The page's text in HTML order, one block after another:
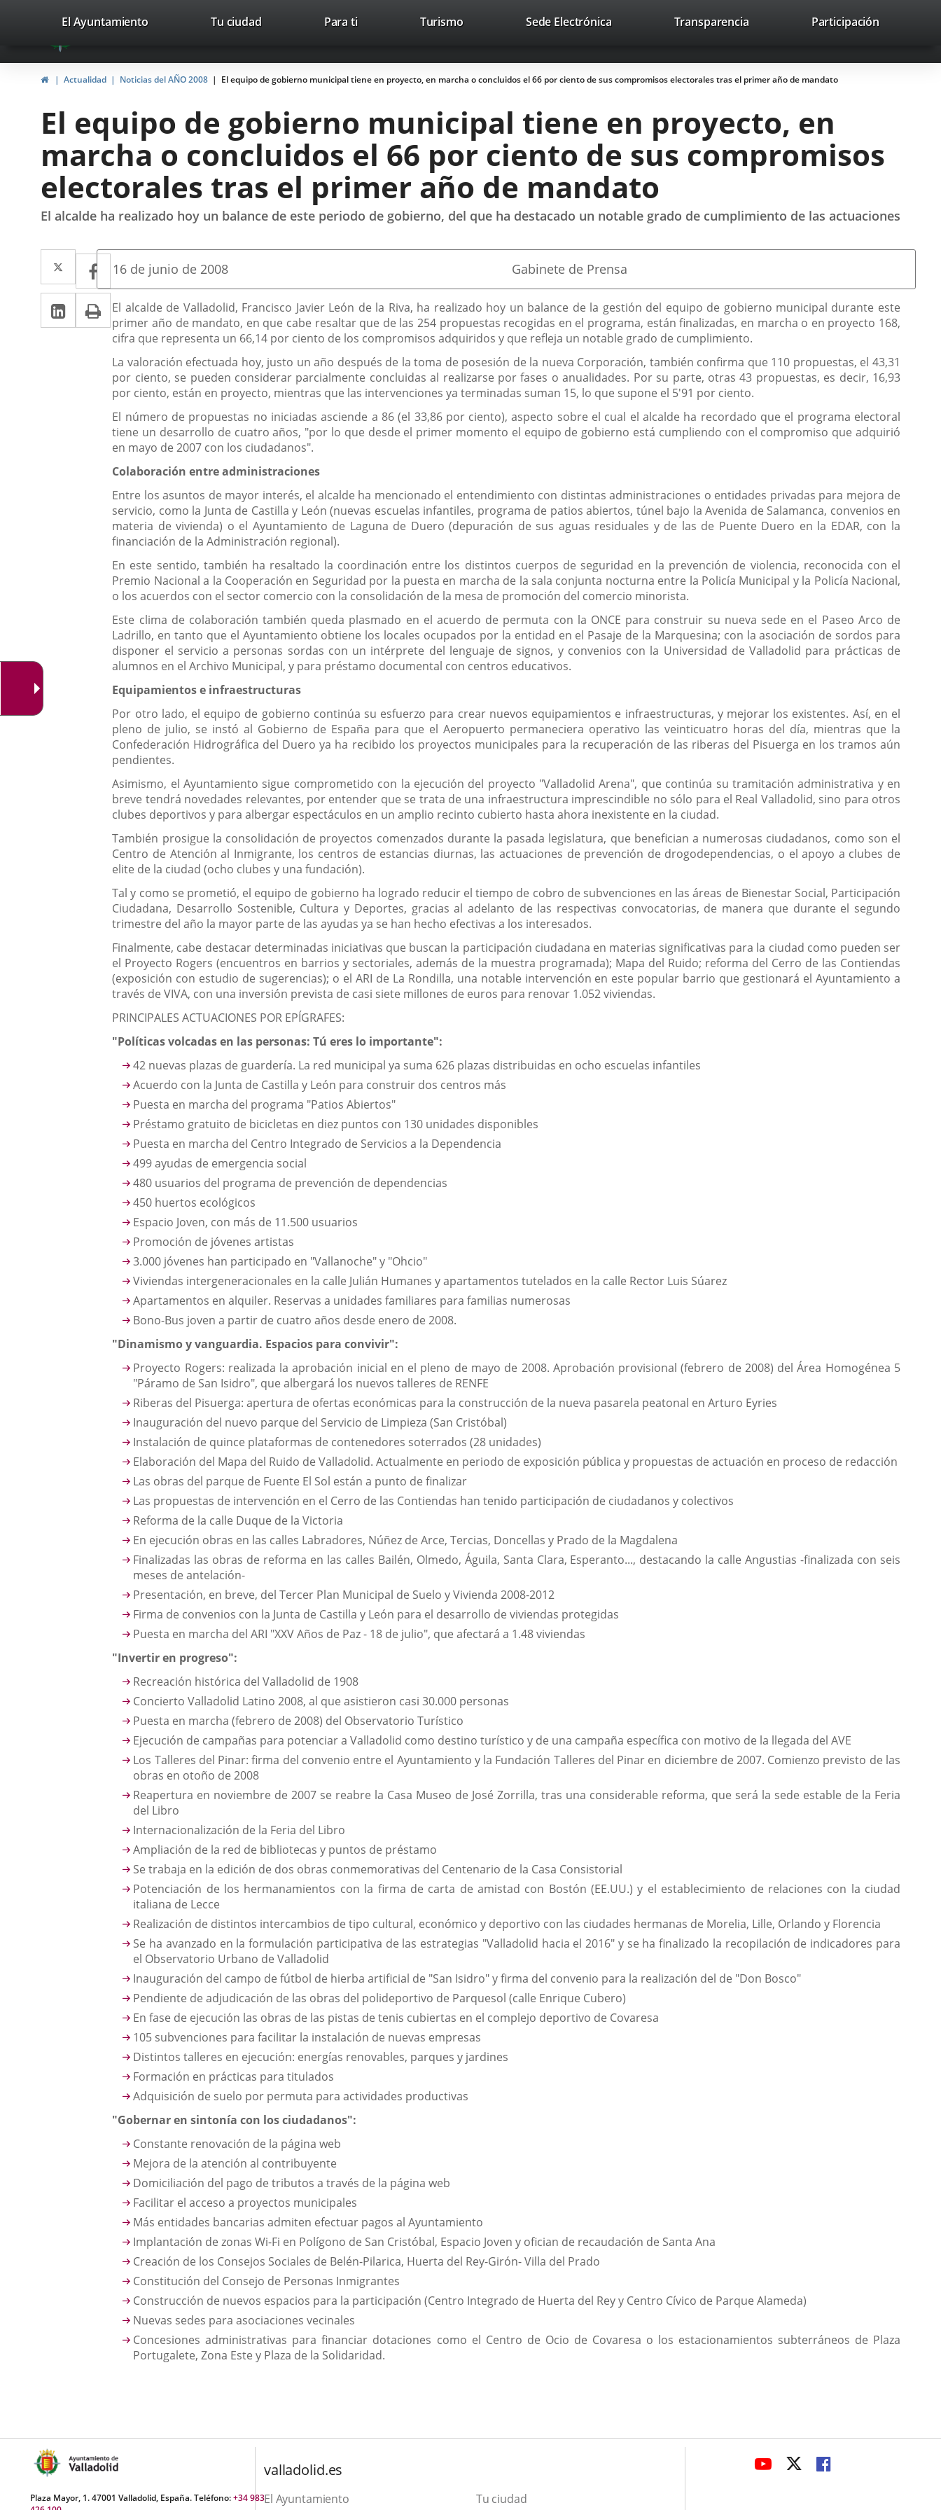
Portal
Web
del
Valladolid
avaTop Trabaja con nosotros Contacto avaHeaderSocial
Link
external
application.
Link
external
application.
Link
external
application.
Search
valladolid.es
El Ayuntamiento Tu ciudad Para ti TurismoThis
open
in
pop-
up
window.
Sede ElectrónicaLink
application.
Transparencia Participación
HomeActualidad Noticias del AÑO 2008 El equipo de gobierno municipal tiene en proyecto, en marcha o concluidos el 66 por ciento de sus compromisos electorales tras el primer año de mandato
El equipo de gobierno municipal tiene en proyecto, en
marcha o concluidos el 66 por ciento de sus compromisos
electorales tras el primer año de mandato
El alcalde ha realizado hoy un balance de este periodo de gobierno, del que ha destacado un notable grado de cumplimiento de las actuaciones
Twitter
Enlace
a
una
aplicación
externa.
Facebook
Enlace
a
una
aplicación
externa.
Linkedin
Enlace
a
aplicación
externa.
Print
Fecha
la
noticia
16 de junio de 2008 Fuente
la
noticia
Gabinete de Prensa
Descripción
El alcalde de Valladolid, Francisco Javier León de la Riva, ha realizado hoy un balance de la gestión del equipo de gobierno municipal durante este
primer año de mandato, en que cabe resaltar que de las 254 propuestas recogidas en el programa, están finalizadas, en marcha o en proyecto 168,
cifra que representa un 66,14 por ciento de los compromisos adquiridos y que refleja un notable grado de cumplimiento.
La valoración efectuada hoy, justo un año después de la toma de posesión de la nueva Corporación, también confirma que 110 propuestas, el 43,31
por ciento, se pueden considerar parcialmente concluidas al realizarse por fases o anualidades. Por su parte, otras 43 propuestas, es decir, 16,93
por ciento, están en proyecto, mientras que las intervenciones ya terminadas suman 15, lo que supone el 5'91 por ciento.
El número de propuestas no iniciadas asciende a 86 (el 33,86 por ciento), aspecto sobre el cual el alcalde ha recordado que el programa electoral
tiene un desarrollo de cuatro años, "por lo que desde el primer momento el equipo de gobierno está cumpliendo con el compromiso que adquirió
en mayo de 2007 con los ciudadanos".
Colaboración entre administraciones
Entre los asuntos de mayor interés, el alcalde ha mencionado el entendimiento con distintas administraciones o entidades privadas para mejora de
servicio, como la Junta de Castilla y León (nuevas escuelas infantiles, programa de patios abiertos, túnel bajo la Avenida de Salamanca, convenios en
materia de vivienda) o el Ayuntamiento de Laguna de Duero (depuración de sus aguas residuales y de las de Puente Duero en la EDAR, con la
financiación de la Administración regional).
En este sentido, también ha resaltado la coordinación entre los distintos cuerpos de seguridad en la prevención de violencia, reconocida con el
Premio Nacional a la Cooperación en Seguridad por la puesta en marcha de la sala conjunta nocturna entre la Policía Municipal y la Policía Nacional,
o los acuerdos con el sector comercio con la consolidación de la mesa de promoción del comercio minorista.
Este clima de colaboración también queda plasmado en el acuerdo de permuta con la ONCE para construir su nueva sede en el Paseo Arco de
Ladrillo, en tanto que el Ayuntamiento obtiene los locales ocupados por la entidad en el Pasaje de la Marquesina; con la asociación de sordos para
disponer el servicio a personas sordas con un intérprete del lenguaje de signos, y convenios con la Universidad de Valladolid para prácticas de
alumnos en el Archivo Municipal, y para préstamo documental con centros educativos.
Equipamientos e infraestructuras
Por otro lado, el equipo de gobierno continúa su esfuerzo para crear nuevos equipamientos e infraestructuras, y mejorar los existentes. Así, en el
pleno de julio, se instó al Gobierno de España para que el Aeropuerto permaneciera operativo las veinticuatro horas del día, mientras que la
Confederación Hidrográfica del Duero ya ha recibido los proyectos municipales para la recuperación de las riberas del Pisuerga en los tramos aún
pendientes.
Asimismo, el Ayuntamiento sigue comprometido con la ejecución del proyecto "Valladolid Arena", que continúa su tramitación administrativa y en
breve tendrá novedades relevantes, por entender que se trata de una infraestructura imprescindible no sólo para el Real Valladolid, sino para otros
clubes deportivos y para albergar espectáculos en un amplio recinto cubierto hasta ahora inexistente en la ciudad.
También prosigue la consolidación de proyectos comenzados durante la pasada legislatura, que benefician a numerosas ciudadanos, como son el
Centro de Atención al Inmigrante, los centros de estancias diurnas, las actuaciones de prevención de drogodependencias, o el apoyo a clubes de
elite de la ciudad (ocho clubes y una fundación).
Tal y como se prometió, el equipo de gobierno ha logrado reducir el tiempo de cobro de subvenciones en las áreas de Bienestar Social, Participación
Ciudadana, Desarrollo Sostenible, Cultura y Deportes, gracias al adelanto de las respectivas convocatorias, de manera que durante el segundo
trimestre del año la mayor parte de las ayudas ya se han hecho efectivas a los interesados.
Finalmente, cabe destacar determinadas iniciativas que buscan la participación ciudadana en materias significativas para la ciudad como pueden ser
el Proyecto Rogers (encuentros en barrios y sectoriales, además de la muestra programada); Mapa del Ruido; reforma del Cerro de las Contiendas
(exposición con estudio de sugerencias); o el ARI de La Rondilla, una notable intervención en este popular barrio que gestionará el Ayuntamiento a
través de VIVA, con una inversión prevista de casi siete millones de euros para renovar 1.052 viviendas.
PRINCIPALES ACTUACIONES POR EPÍGRAFES:
"Políticas volcadas en las personas: Tú eres lo importante":
42 nuevas plazas de guardería. La red municipal ya suma 626 plazas distribuidas en ocho escuelas infantiles
Acuerdo con la Junta de Castilla y León para construir dos centros más
Puesta en marcha del programa "Patios Abiertos"
Préstamo gratuito de bicicletas en diez puntos con 130 unidades disponibles
Puesta en marcha del Centro Integrado de Servicios a la Dependencia
499 ayudas de emergencia social
480 usuarios del programa de prevención de dependencias
450 huertos ecológicos
Espacio Joven, con más de 11.500 usuarios
Promoción de jóvenes artistas
3.000 jóvenes han participado en "Vallanoche" y "Ohcio"
Viviendas intergeneracionales en la calle Julián Humanes y apartamentos tutelados en la calle Rector Luis Súarez
Apartamentos en alquiler. Reservas a unidades familiares para familias numerosas
Bono-Bus joven a partir de cuatro años desde enero de 2008.
"Dinamismo y vanguardia. Espacios para convivir":
Proyecto Rogers: realizada la aprobación inicial en el pleno de mayo de 2008. Aprobación provisional (febrero de 2008) del Área Homogénea 5
"Páramo de San Isidro", que albergará los nuevos talleres de RENFE
Riberas del Pisuerga: apertura de ofertas económicas para la construcción de la nueva pasarela peatonal en Arturo Eyries
Inauguración del nuevo parque del Servicio de Limpieza (San Cristóbal)
Instalación de quince plataformas de contenedores soterrados (28 unidades)
Elaboración del Mapa del Ruido de Valladolid. Actualmente en periodo de exposición pública y propuestas de actuación en proceso de redacción
Las obras del parque de Fuente El Sol están a punto de finalizar
Las propuestas de intervención en el Cerro de las Contiendas han tenido participación de ciudadanos y colectivos
Reforma de la calle Duque de la Victoria
En ejecución obras en las calles Labradores, Núñez de Arce, Tercias, Doncellas y Prado de la Magdalena
Finalizadas las obras de reforma en las calles Bailén, Olmedo, Águila, Santa Clara, Esperanto..., destacando la calle Angustias -finalizada con seis
meses de antelación-
Presentación, en breve, del Tercer Plan Municipal de Suelo y Vivienda 2008-2012
Firma de convenios con la Junta de Castilla y León para el desarrollo de viviendas protegidas
Puesta en marcha del ARI "XXV Años de Paz - 18 de julio", que afectará a 1.48 viviendas
"Invertir en progreso":
Recreación histórica del Valladolid de 1908
Concierto Valladolid Latino 2008, al que asistieron casi 30.000 personas
Puesta en marcha (febrero de 2008) del Observatorio Turístico
Ejecución de campañas para potenciar a Valladolid como destino turístico y de una campaña específica con motivo de la llegada del AVE
Los Talleres del Pinar: firma del convenio entre el Ayuntamiento y la Fundación Talleres del Pinar en diciembre de 2007. Comienzo previsto de las
obras en otoño de 2008
Reapertura en noviembre de 2007 se reabre la Casa Museo de José Zorrilla, tras una considerable reforma, que será la sede estable de la Feria
del Libro
Internacionalización de la Feria del Libro
Ampliación de la red de bibliotecas y puntos de préstamo
Se trabaja en la edición de dos obras conmemorativas del Centenario de la Casa Consistorial
Potenciación de los hermanamientos con la firma de carta de amistad con Bostón (EE.UU.) y el establecimiento de relaciones con la ciudad
italiana de Lecce
Realización de distintos intercambios de tipo cultural, económico y deportivo con las ciudades hermanas de Morelia, Lille, Orlando y Florencia
Se ha avanzado en la formulación participativa de las estrategias "Valladolid hacia el 2016" y se ha finalizado la recopilación de indicadores para
el Observatorio Urbano de Valladolid
Inauguración del campo de fútbol de hierba artificial de "San Isidro" y firma del convenio para la realización del de "Don Bosco"
Pendiente de adjudicación de las obras del polideportivo de Parquesol (calle Enrique Cubero)
En fase de ejecución las obras de las pistas de tenis cubiertas en el complejo deportivo de Covaresa
105 subvenciones para facilitar la instalación de nuevas empresas
Distintos talleres en ejecución: energías renovables, parques y jardines
Formación en prácticas para titulados
Adquisición de suelo por permuta para actividades productivas
"Gobernar en sintonía con los ciudadanos":
Constante renovación de la página web
Mejora de la atención al contribuyente
Domiciliación del pago de tributos a través de la página web
Facilitar el acceso a proyectos municipales
Más entidades bancarias admiten efectuar pagos al Ayuntamiento
Implantación de zonas Wi-Fi en Polígono de San Cristóbal, Espacio Joven y ofician de recaudación de Santa Ana
Creación de los Consejos Sociales de Belén-Pilarica, Huerta del Rey-Girón- Villa del Prado
Constitución del Consejo de Personas Inmigrantes
Construcción de nuevos espacios para la participación (Centro Integrado de Huerta del Rey y Centro Cívico de Parque Alameda)
Nuevas sedes para asociaciones vecinales
Concesiones administrativas para financiar dotaciones como el Centro de Ocio de Covaresa o los estacionamientos subterráneos de Plaza
Portugalete, Zona Este y Plaza de la Solidaridad.
Plaza Mayor, 1. 47001 Valladolid, España. Teléfono:+34 983
valladolid.es
El Ayuntamiento Tu ciudad
LINK
LINKLINK